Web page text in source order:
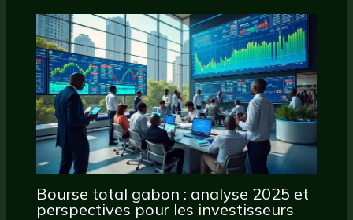
Bourse total gabon : analyse 2025 et
perspectives pour les investisseurs